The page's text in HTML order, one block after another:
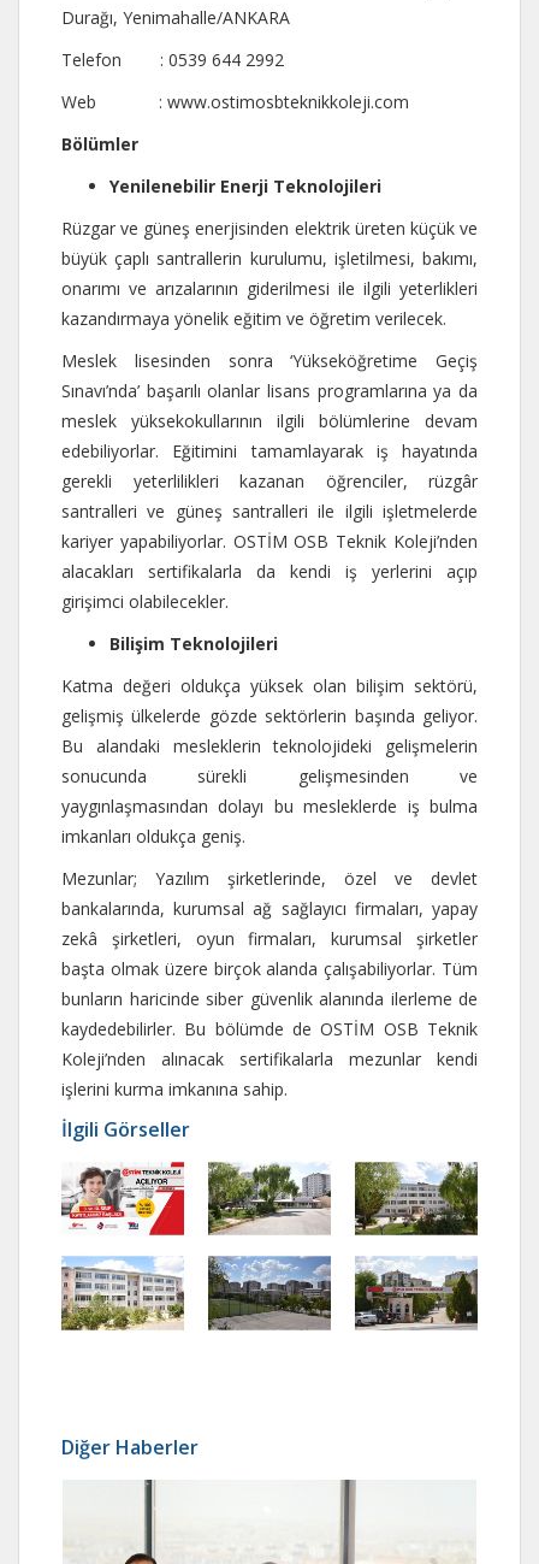
Durağı, Yenimahalle/ANKARA
Telefon : 0539 644 2992
Web : www.ostimosbteknikkoleji.com
Bölümler
Yenilenebilir Enerji Teknolojileri
Rüzgar ve güneş enerjisinden elektrik üreten küçük ve
büyük çaplı santrallerin kurulumu, işletilmesi, bakımı,
onarımı ve arızalarının giderilmesi ile ilgili yeterlikleri
kazandırmaya yönelik eğitim ve öğretim verilecek.
Meslek lisesinden sonra ‘Yükseköğretime Geçiş
Sınavı’nda’ başarılı olanlar lisans programlarına ya da
meslek yüksekokullarının ilgili bölümlerine devam
edebiliyorlar. Eğitimini tamamlayarak iş hayatında
gerekli yeterlilikleri kazanan öğrenciler, rüzgâr
santralleri ve güneş santralleri ile ilgili işletmelerde
kariyer yapabiliyorlar. OSTİM OSB Teknik Koleji’nden
alacakları sertifikalarla da kendi iş yerlerini açıp
girişimci olabilecekler.
Bilişim Teknolojileri
Katma değeri oldukça yüksek olan bilişim sektörü,
gelişmiş ülkelerde gözde sektörlerin başında geliyor.
Bu alandaki mesleklerin teknolojideki gelişmelerin
sonucunda sürekli gelişmesinden ve
yaygınlaşmasından dolayı bu mesleklerde iş bulma
imkanları oldukça geniş.
Mezunlar; Yazılım şirketlerinde, özel ve devlet
bankalarında, kurumsal ağ sağlayıcı firmaları, yapay
zekâ şirketleri, oyun firmaları, kurumsal şirketler
başta olmak üzere birçok alanda çalışabiliyorlar. Tüm
bunların haricinde siber güvenlik alanında ilerleme de
kaydedebilirler. Bu bölümde de OSTİM OSB Teknik
Koleji’nden alınacak sertifikalarla mezunlar kendi
işlerini kurma imkanına sahip.
İlgili Görseller
Diğer Haberler